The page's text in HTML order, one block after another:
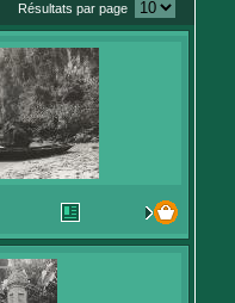
Résultats par page